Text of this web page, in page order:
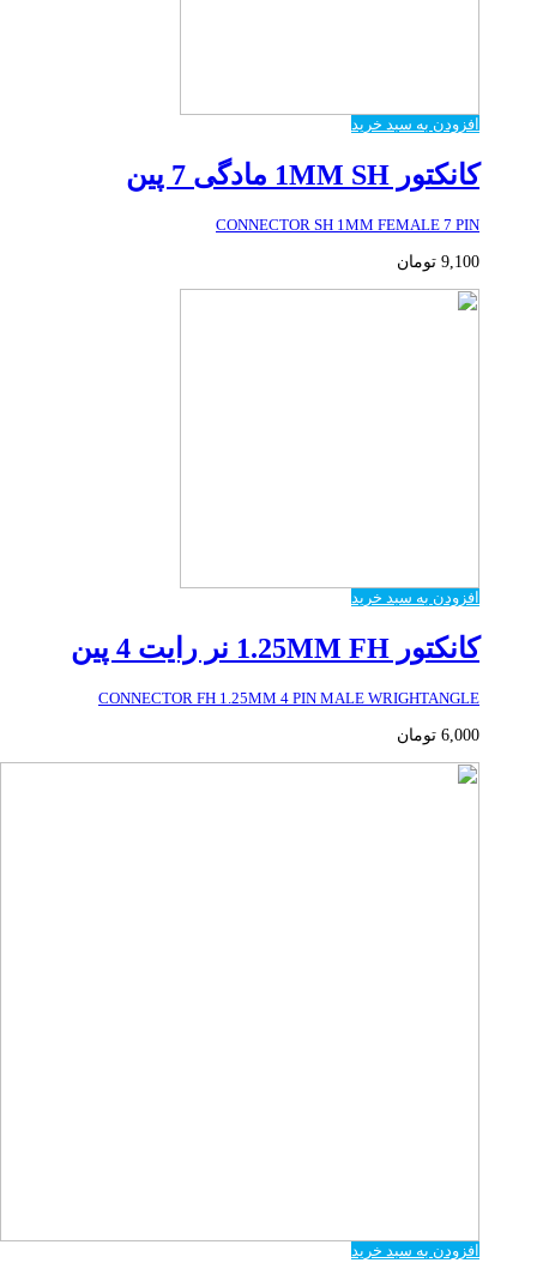
افزودن به سبد خرید
کانکتور 1MM SH مادگی 7 پین
CONNECTOR SH 1MM FEMALE 7 PIN
9,100 تومان
افزودن به سبد خرید
کانکتور 1.25MM FH نر رایت 4 پین
CONNECTOR FH 1.25MM 4 PIN MALE WRIGHTANGLE
6,000 تومان
افزودن به سبد خرید